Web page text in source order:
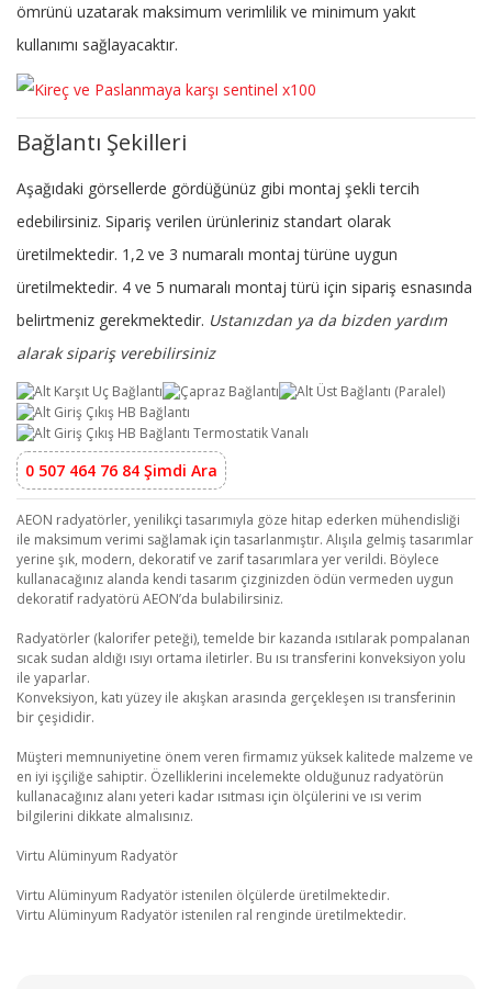
ömrünü uzatarak maksimum verimlilik ve minimum yakıt
kullanımı sağlayacaktır.
Bağlantı Şekilleri
Aşağıdaki görsellerde gördüğünüz gibi montaj şekli tercih
edebilirsiniz. Sipariş verilen ürünleriniz standart olarak
üretilmektedir. 1,2 ve 3 numaralı montaj türüne uygun
üretilmektedir. 4 ve 5 numaralı montaj türü için sipariş esnasında
belirtmeniz gerekmektedir. Ustanızdan ya da bizden yardım
alarak sipariş verebilirsiniz
0 507 464 76 84 Şimdi Ara
AEON radyatörler, yenilikçi tasarımıyla göze hitap ederken mühendisliği
ile maksimum verimi sağlamak için tasarlanmıştır. Alışıla gelmiş tasarımlar
yerine şık, modern, dekoratif ve zarif tasarımlara yer verildi. Böylece
kullanacağınız alanda kendi tasarım çizginizden ödün vermeden uygun
dekoratif radyatörü AEON’da bulabilirsiniz.
Radyatörler (kalorifer peteği), temelde bir kazanda ısıtılarak pompalanan
sıcak sudan aldığı ısıyı ortama iletirler. Bu ısı transferini konveksiyon yolu
ile yaparlar.
Konveksiyon, katı yüzey ile akışkan arasında gerçekleşen ısı transferinin
bir çeşididir.
Müşteri memnuniyetine önem veren firmamız yüksek kalitede malzeme ve
en iyi işçiliğe sahiptir. Özelliklerini incelemekte olduğunuz radyatörün
kullanacağınız alanı yeteri kadar ısıtması için ölçülerini ve ısı verim
bilgilerini dikkate almalısınız.
Virtu Alüminyum Radyatör
Virtu Alüminyum Radyatör istenilen ölçülerde üretilmektedir.
Virtu Alüminyum Radyatör istenilen ral renginde üretilmektedir.